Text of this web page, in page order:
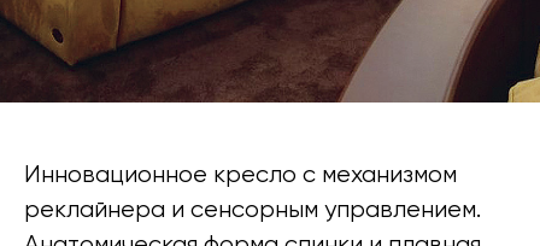
Инновационное кресло с механизмом
реклайнера и сенсорным управлением.